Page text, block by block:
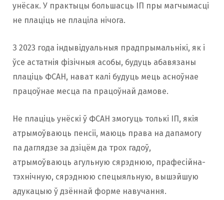
унёсак. У практыцы большасць ІП пры магчымасці
не плаціць не плаціла нічога.
З 2023 года індывідуальныя прадпрымальнікі, як і
ўсе астатнія фізічныя асобы, будуць абавязаны
плаціць ФСАН, нават калі будуць мець асноўнае
працоўнае месца па працоўнай дамове.
Не плаціць унёскі ў ФСАН змогуць толькі ІП, якія
атрымоўваюць пенсіі, маюць права на дапамогу
па даглядзе за дзіцём да трох гадоў,
атрымоўваюць агульную сярэднюю, прафесійна-
тэхнічную, сярэднюю спецыяльную, вышэйшую
адукацыю ў дзённай форме навучання.